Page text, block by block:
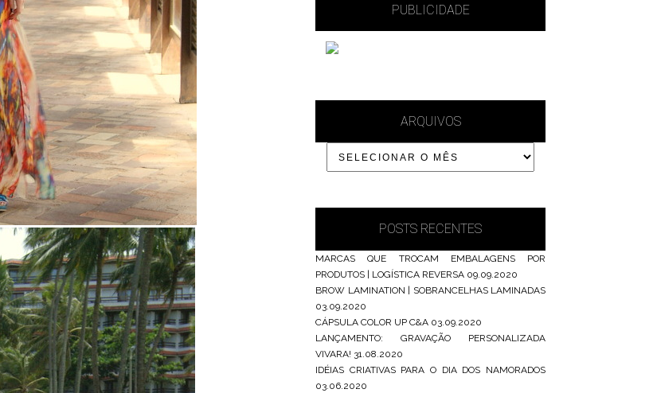
PUBLICIDADE
ARQUIVOS
POSTS RECENTES
MARCAS QUE TROCAM EMBALAGENS POR
PRODUTOS | LOGÍSTICA REVERSA 09.09.2020
BROW LAMINATION | SOBRANCELHAS LAMINADAS
03.09.2020
CÁPSULA COLOR UP C&A 03.09.2020
LANÇAMENTO: GRAVAÇÃO PERSONALIZADA
VIVARA! 31.08.2020
IDÉIAS CRIATIVAS PARA O DIA DOS NAMORADOS
03.06.2020